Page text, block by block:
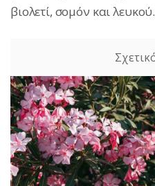
βιολετί, σομόν και λευκού.